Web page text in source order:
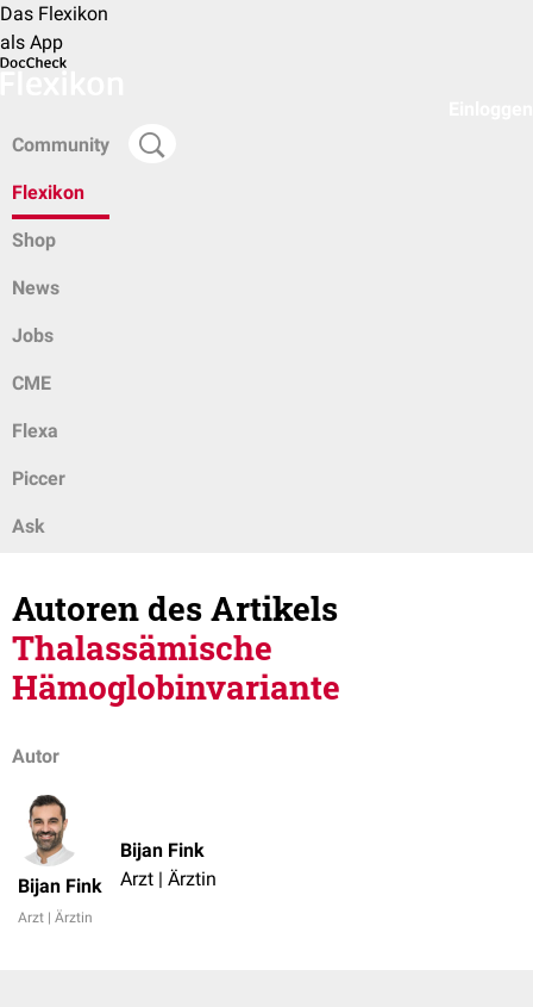
Das Flexikon
als App
Community
Flexikon
Shop
News
Jobs
CME
Flexa
Piccer
Ask
Autoren des Artikels
Thalassämische
Hämoglobinvariante
Autor
Bijan Fink
Arzt | Ärztin
Bijan Fink
Arzt | Ärztin